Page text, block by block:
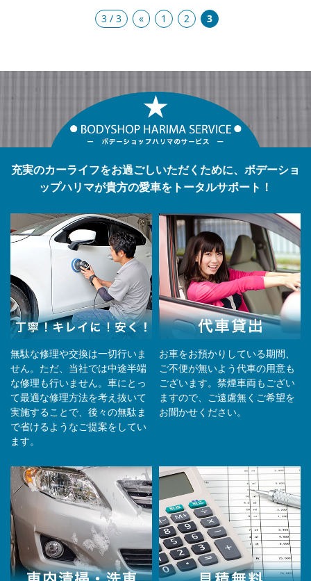
3 / 3 « 1 2 3
充実のカーライフをお過ごしいただくために、ボデーショ
ップハリマが貴方の愛車をトータルサポート！
無駄な修理や交換は一切行いま
せん。ただ、当社では中途半端
な修理も行いません。車にとっ
て最適な修理方法を考え抜いて
実施することで、後々の無駄ま
で省けるようなご提案をしてい
ます。
お車をお預かりしている期間、
ご不便が無いよう代車の用意も
ございます。禁煙車両もござい
ますので、ご遠慮無くご希望を
お聞かせください。